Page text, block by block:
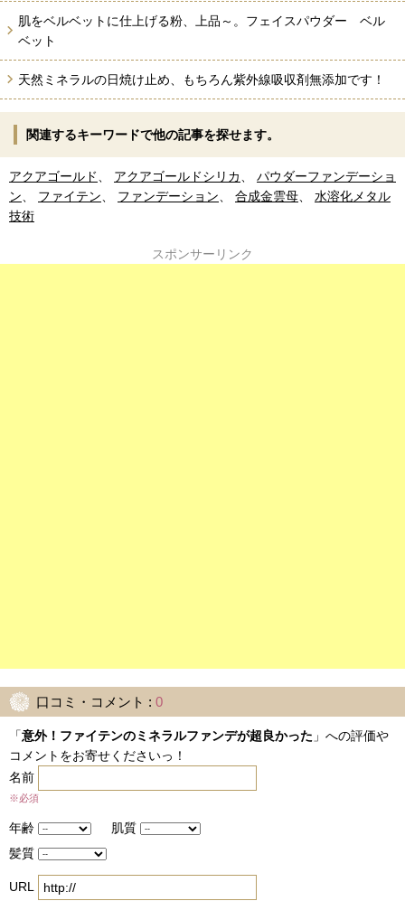
肌をベルベットに仕上げる粉、上品～。フェイスパウダー ベル
ベット
天然ミネラルの日焼け止め、もちろん紫外線吸収剤無添加です！
関連するキーワードで他の記事を探せます。
アクアゴールド アクアゴールドシリカ
パウダーファンデーショ
ン
ファイテン ファンデーション 合成金雲母
水溶化メタル
技術
スポンサーリンク
口コミ・コメント : 0
「意外！ファイテンのミネラルファンデが超良かった 」への評価や
コメントをお寄せくださいっ！
名前
※必須
年齢
肌質
髪質
URL